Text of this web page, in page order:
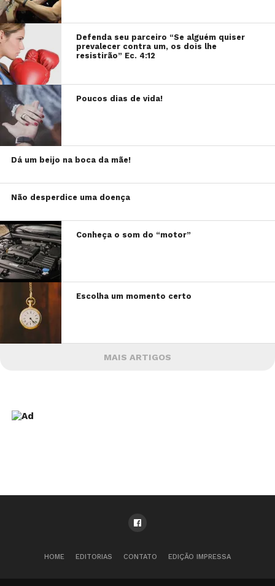
Defenda seu parceiro “Se alguém quiser
prevalecer contra um, os dois lhe
resistirão” Ec. 4:12
Poucos dias de vida!
Dá um beijo na boca da mãe!
Não desperdice uma doença
Conheça o som do “motor”
Escolha um momento certo
MAIS ARTIGOS
HOME EDITORIAS CONTATO EDIÇÃO IMPRESSA